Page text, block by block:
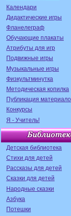
Календари
Дидактические игры
Фланелеграф
Обучающие плакаты
Атрибуты для игр
Подвижные игры
Музыкальные игры
Физкультминутка
Методическая копилка
Публикация
Конкурсы
Я - Учитель!
Детская библиотека
Стихи для детей
Рассказы для детей
Сказки для детей
Народные сказки
Азбука
Потешки